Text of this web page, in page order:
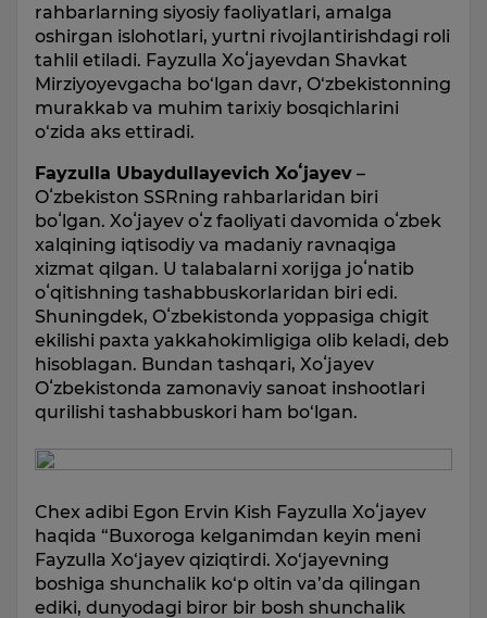
rahbarlarning siyosiy faoliyatlari, amalga
oshirgan islohotlari, yurtni rivojlantirishdagi roli
tahlil etiladi. Fayzulla Xoʻjayevdan Shavkat
Mirziyoyevgacha bo‘lgan davr, O‘zbekistonning
murakkab va muhim tarixiy bosqichlarini
o‘zida aks ettiradi.
Fayzulla Ubaydullayevich Xoʻjayev –
Oʻzbekiston SSRning rahbarlaridan biri
boʻlgan. Xoʻjayev oʻz faoliyati davomida oʻzbek
xalqining iqtisodiy va madaniy ravnaqiga
xizmat qilgan. U talabalarni xorijga joʻnatib
oʻqitishning tashabbuskorlaridan biri edi.
Shuningdek, Oʻzbekistonda yoppasiga chigit
ekilishi paxta yakkahokimligiga olib keladi, deb
hisoblagan. Bundan tashqari, Xoʻjayev
Oʻzbekistonda zamonaviy sanoat inshootlari
qurilishi tashabbuskori ham bo‘lgan.
Chex adibi Egon Ervin Kish Fayzulla Xoʻjayev
haqida “Buxoroga kelganimdan keyin meni
Fayzulla Xo‘jayev qiziqtirdi. Xo‘jayevning
boshiga shunchalik ko‘p oltin va’da qilingan
ediki, dunyodagi biror bir bosh shunсhalik